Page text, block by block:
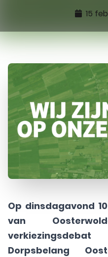
15
Op dinsdagavond
van
Dorpsbelang